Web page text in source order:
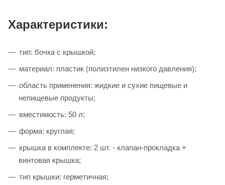
Характеристики:
тип: бочка с крышкой;
материал: пластик (полиэтилен низкого давления);
область применения: жидкие и сухие пищевые и
непищевые продукты;
вместимость: 50 л;
форма: круглая;
крышка в комплекте: 2 шт. - клапан-прокладка +
винтовая крышка;
тип крышки: герметичная;